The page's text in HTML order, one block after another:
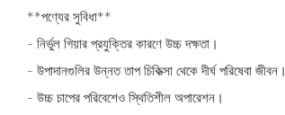
**পণ্যের সুবিধা**
- নির্ভুল গিয়ার প্রযুক্তির কারণে উচ্চ দক্ষতা।
- উপাদানগুলির উন্নত তাপ চিকিত্সা থেকে দীর্ঘ পরিষেবা জীবন।
- উচ্চ চাপের পরিবেশেও স্থিতিশীল অপারেশন।